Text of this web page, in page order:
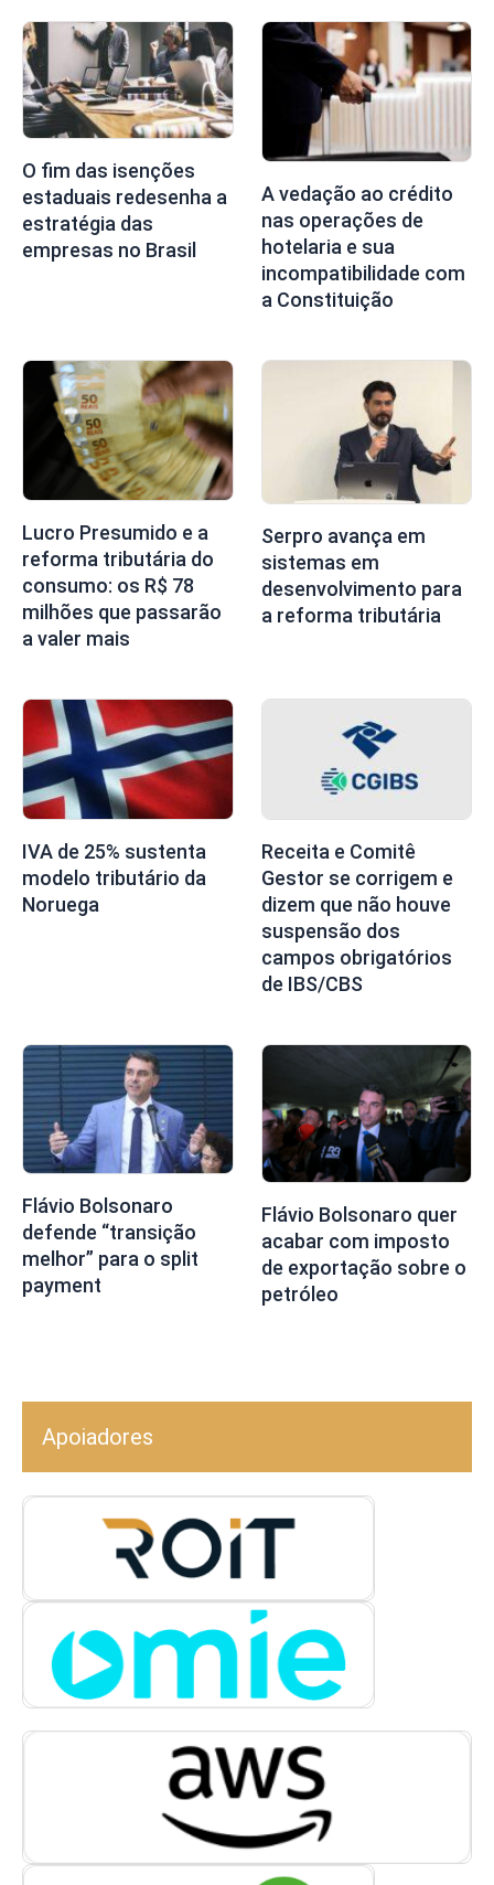
O fim das isenções
estaduais redesenha a
estratégia das
empresas no Brasil
A vedação ao crédito
nas operações de
hotelaria e sua
incompatibilidade com
a Constituição
Lucro Presumido e a
reforma tributária do
consumo: os R$ 78
milhões que passarão
a valer mais
Serpro avança em
sistemas em
desenvolvimento para
a reforma tributária
IVA de 25% sustenta
modelo tributário da
Noruega
Receita e Comitê
Gestor se corrigem e
dizem que não houve
suspensão dos
campos obrigatórios
de IBS/CBS
Flávio Bolsonaro
defende “transição
melhor” para o split
payment
Flávio Bolsonaro quer
acabar com imposto
de exportação sobre o
petróleo
Apoiadores